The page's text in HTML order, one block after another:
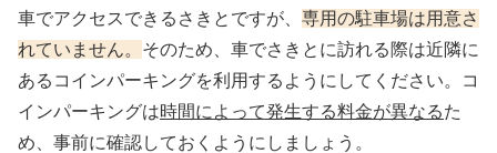
車でアクセスできるさきとですが、 専用の駐車場は用意さ
れていません。 そのため、車でさきとに訪れる際は近隣に
あるコインパーキングを利用するようにしてください。コ
インパーキングは時間によって発生する料金が異なるた
め、事前に確認しておくようにしましょう。